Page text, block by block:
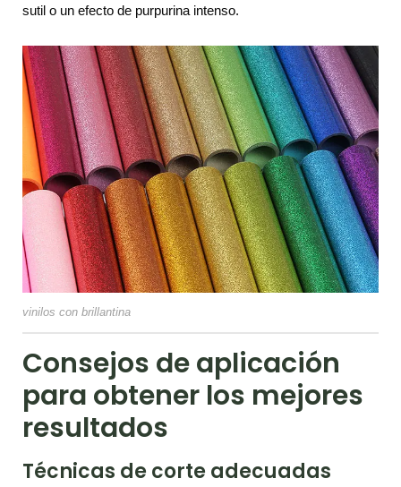
sutil o un efecto de purpurina intenso.
vinilos con brillantina
Consejos de aplicación
para obtener los mejores
resultados
Técnicas de corte adecuadas